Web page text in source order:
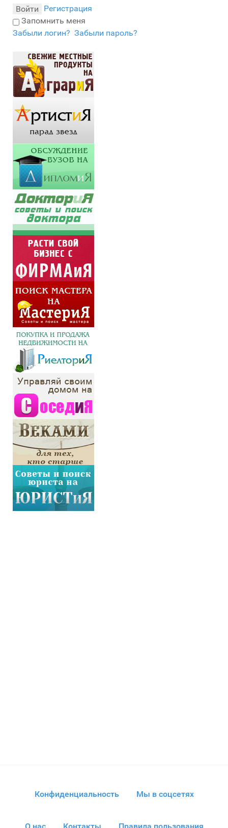
Войти
Регистрация
Запомнить меня
Забыли логин? Забыли пароль?
Конфиденциальность Мы в соцсетях
О нас Контакты Правила пользования